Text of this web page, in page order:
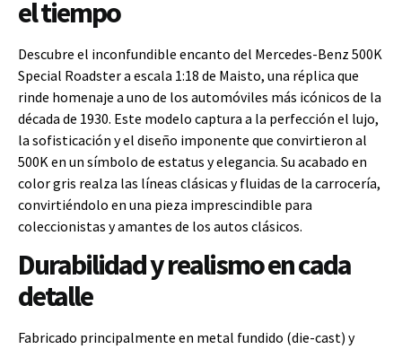
el tiempo
Descubre el inconfundible encanto del Mercedes-Benz 500K
Special Roadster a escala 1:18 de Maisto, una réplica que
rinde homenaje a uno de los automóviles más icónicos de la
década de 1930. Este modelo captura a la perfección el lujo,
la sofisticación y el diseño imponente que convirtieron al
500K en un símbolo de estatus y elegancia. Su acabado en
color gris realza las líneas clásicas y fluidas de la carrocería,
convirtiéndolo en una pieza imprescindible para
coleccionistas y amantes de los autos clásicos.
Durabilidad y realismo en cada
detalle
Fabricado principalmente en metal fundido (die-cast) y